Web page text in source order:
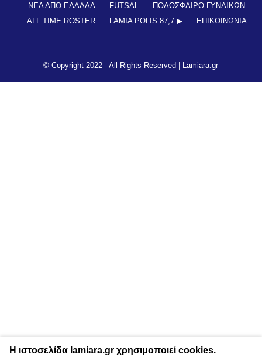
ΝΕΑ ΑΠΟ ΕΛΛΑΔΑ
FUTSAL
ΠΟΔΟΣΦΑΙΡΟ ΓΥΝΑΙΚΩΝ
ALL TIME ROSTER
LAMIA POLIS 87,7 ▶︎ ΕΠΙΚΟΙΝΩΝΊΑ
© Copyright 2022 - All Rights Reserved | Lamiara.gr
Η ιστοσελίδα lamiara.gr χρησιμοποιεί cookies.